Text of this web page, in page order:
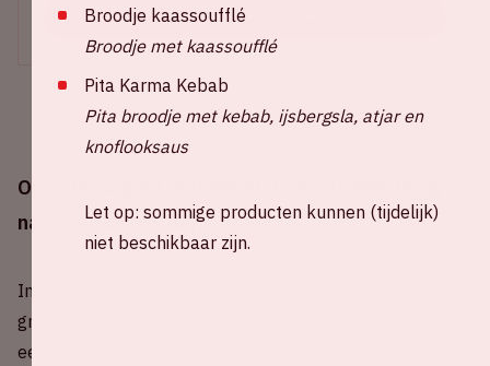
Op zaterdag 25 oktober 2025 komt AMF terug
naar de Johan Cruijff ArenA.
Inmiddels is het alweer de 13e editie van AMF, het
grootste dance-event van Amsterdam Dance Event. Met
een visueel spektakel, talloze uitzinnige fans en de beste
KOOP TICKETS
Broodje kaassoufflé
Broodje met kaassoufflé
Pita Karma Kebab
Pita broodje met kebab, ijsbergsla, atjar en
knoflooksaus
Let op: sommige producten kunnen (tijdelijk)
niet beschikbaar zijn.